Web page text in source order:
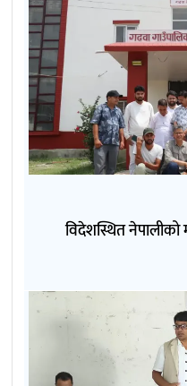
विदेशस्थित नेपालीको